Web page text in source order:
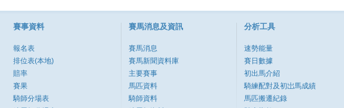
賽事資料
報名表
排位表(本地)
賠率
賽果
騎師分場表
賽馬消息及資訊
賽馬消息
賽馬新聞資料庫
主要賽事
馬匹資料
騎師資料
分析工具
速勢能量
賽日數據
初出馬介紹
騎練配對及初岀馬成績
馬匹搬遷紀錄